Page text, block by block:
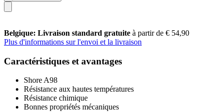
Belgique: Livraison standard gratuite à partir de € 54,90
Plus d'informations sur l'envoi et la livraison
Caractéristiques et avantages
Shore A98
Résistance aux hautes températures
Résistance chimique
Bonnes propriétés mécaniques